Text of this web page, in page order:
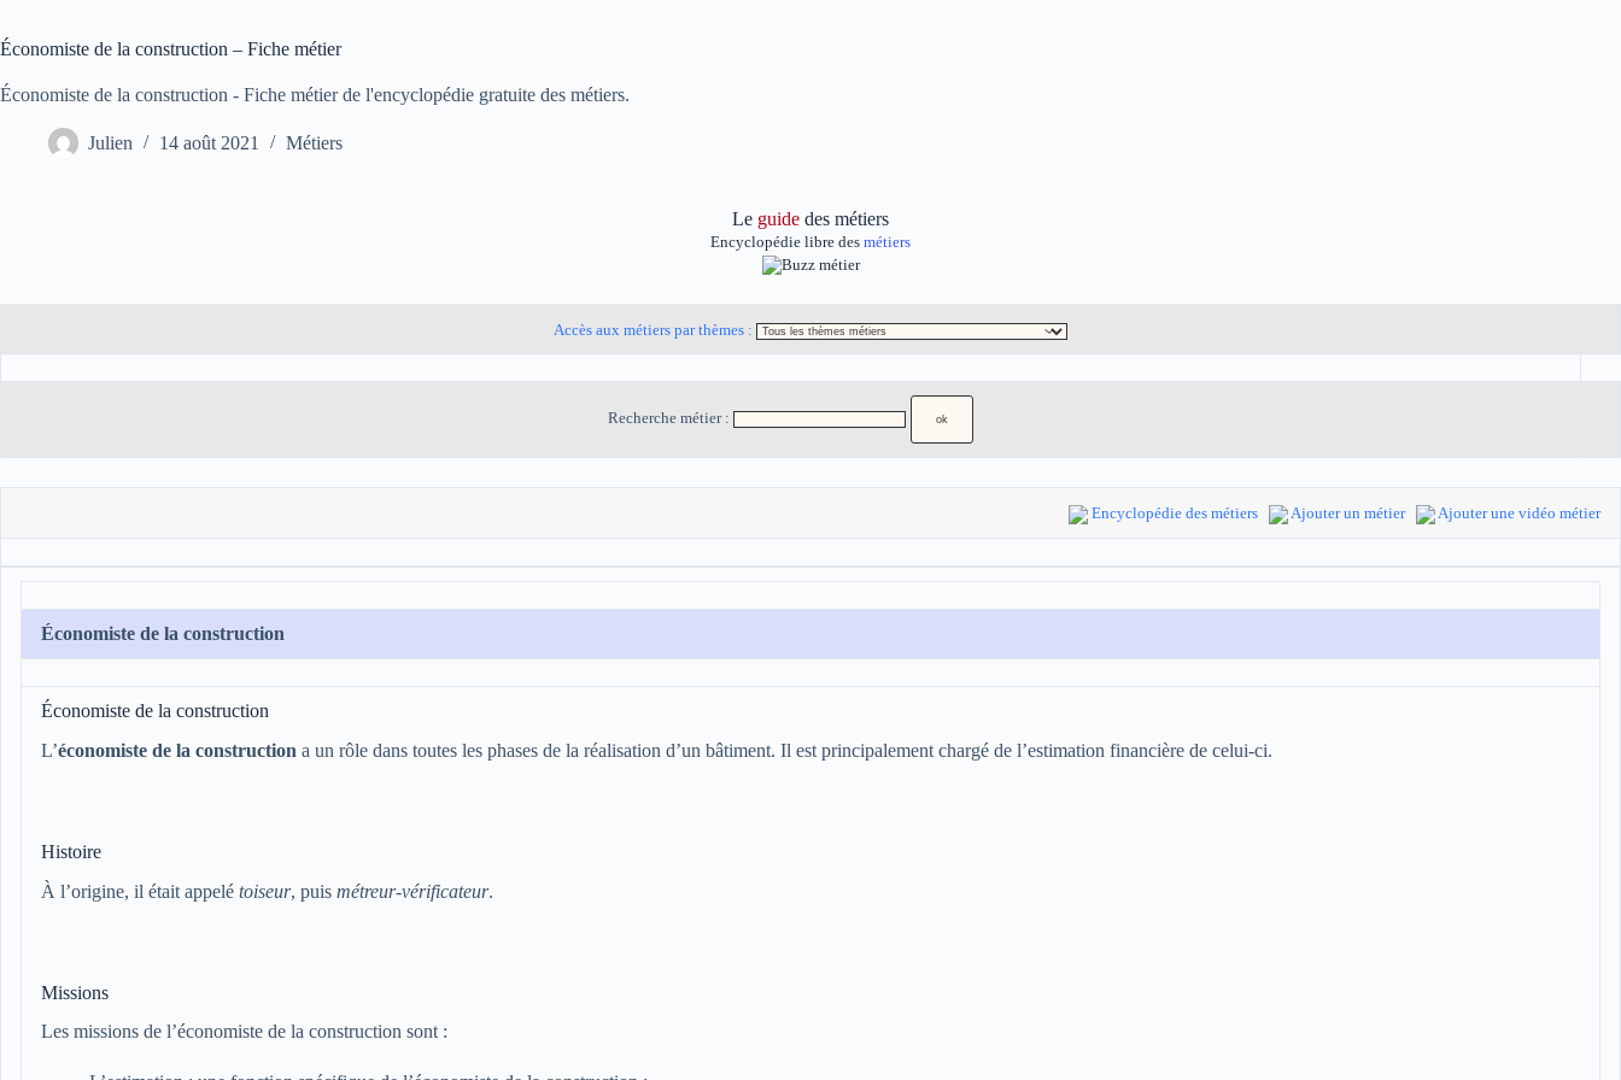
Économiste de la construction – Fiche métier
Économiste de la construction - Fiche métier de l'encyclopédie gratuite des métiers.
Julien 14 août 2021 Métiers
Le guide des métiers
Encyclopédie libre des métiers
Accès aux métiers par thèmes :
Recherche métier :
Encyclopédie des métiers Ajouter un métier Ajouter une vidéo métier
Économiste de la construction
Économiste de la construction
L’économiste de la construction a un rôle dans toutes les phases de la réalisation d’un bâtiment. Il est principalement chargé de l’estimation financière de celui-ci.
Histoire
À l’origine, il était appelé toiseur, puis métreur-vérificateur.
Missions
Les missions de l’économiste de la construction sont :